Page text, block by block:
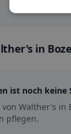
in
ist noch
Walther's in
pflegen.